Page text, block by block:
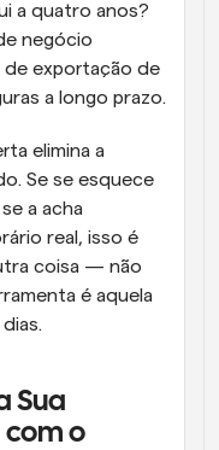
a quatro anos?
negócio
exportação de
a longo prazo.
elimina a
Se se esquece
a acha
real, isso é
coisa — não
é aquela
Sua
com o